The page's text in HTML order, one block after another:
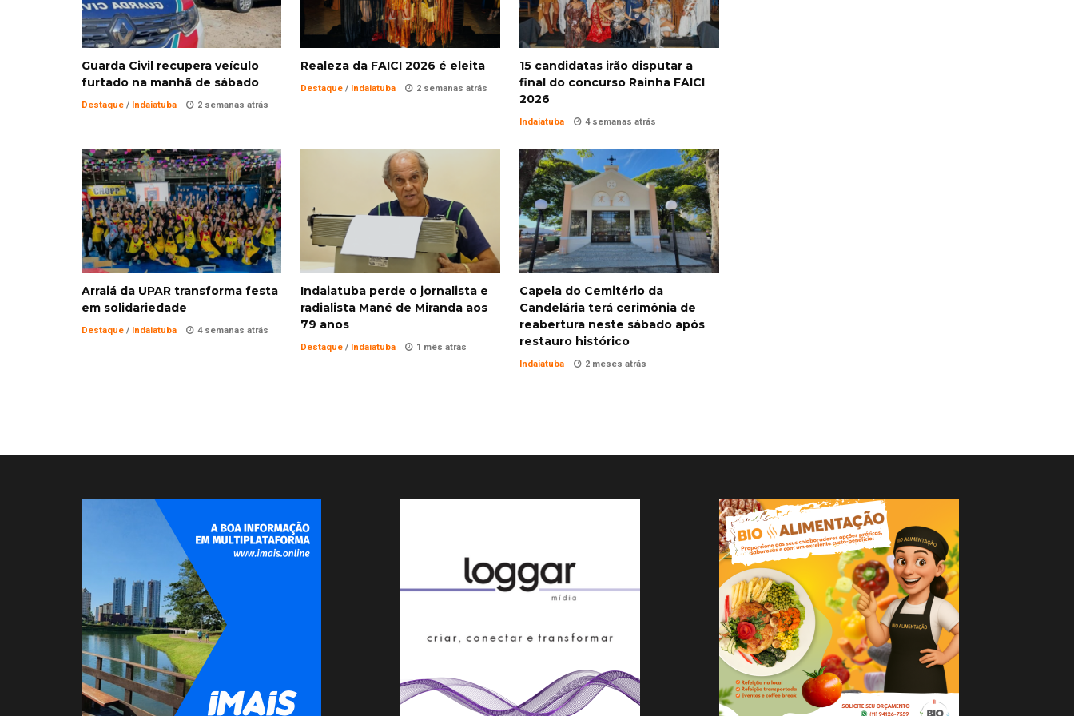
Guarda Civil recupera veículo
furtado na manhã de sábado
Destaque / Indaiatuba 2 semanas atrás
Realeza da FAICI 2026 é eleita
Destaque/ Indaiatuba 2 semanas atrás
15 candidatas irão disputar a
final do concurso Rainha FAICI
2026
Indaiatuba 4 semanas atrás
Arraiá da UPAR transforma festa
em solidariedade
Destaque / Indaiatuba 4 semanas atrás
Indaiatuba perde o jornalista e
radialista Mané de Miranda aos
79 anos
Destaque/ Indaiatuba 1 mês atrás
Capela do Cemitério da
Candelária terá cerimônia de
reabertura neste sábado após
restauro histórico
Indaiatuba 2 meses atrás